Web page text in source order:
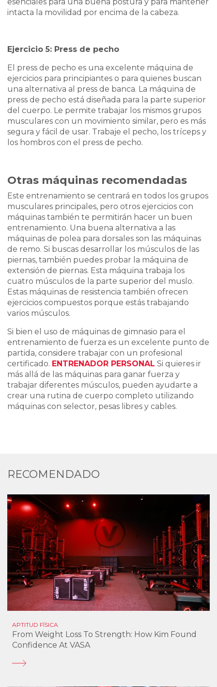
intacta la movilidad por encima de la cabeza.
Ejercicio 5: Press de pecho
El press de pecho es una excelente máquina de
ejercicios para principiantes o para quienes buscan
una alternativa al press de banca. La máquina de
press de pecho está diseñada para la parte superior
del cuerpo. Le permite trabajar los mismos grupos
musculares con un movimiento similar, pero es más
segura y fácil de usar. Trabaje el pecho, los tríceps y
los hombros con el press de pecho.
Otras máquinas recomendadas
Este entrenamiento se centrará en todos los grupos
musculares principales, pero otros ejercicios con
máquinas también te permitirán hacer un buen
entrenamiento. Una buena alternativa a las
máquinas de polea para dorsales son las máquinas
de remo. Si buscas desarrollar los músculos de las
piernas, también puedes probar la máquina de
extensión de piernas. Esta máquina trabaja los
cuatro músculos de la parte superior del muslo.
Estas máquinas de resistencia también ofrecen
ejercicios compuestos porque estás trabajando
varios músculos.
Si bien el uso de máquinas de gimnasio para el
entrenamiento de fuerza es un excelente punto de
partida, considere trabajar con un profesional
certificado. ENTRENADOR PERSONAL Si quieres ir
más allá de las máquinas para ganar fuerza y
trabajar diferentes músculos, pueden ayudarte a
crear una rutina de cuerpo completo utilizando
máquinas con selector, pesas libres y cables.
RECOMENDADO
APTITUD FÍSICA
From Weight Loss To Strength: How Kim Found
Confidence At VASA